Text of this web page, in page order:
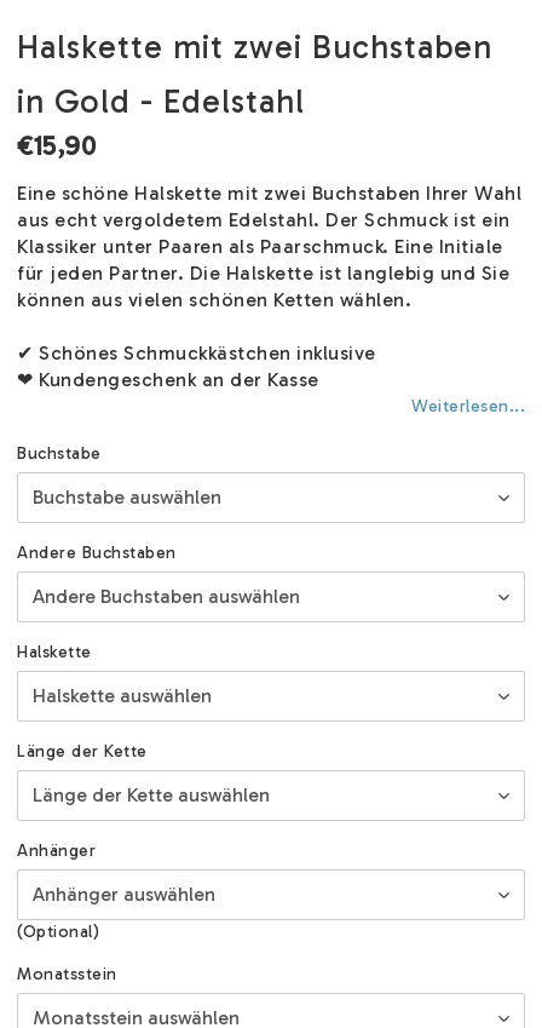
Halskette mit zwei Buchstaben
in Gold - Edelstahl
€15,90
Eine schöne Halskette mit zwei Buchstaben Ihrer Wahl
aus echt vergoldetem Edelstahl. Der Schmuck ist ein
Klassiker unter Paaren als Paarschmuck. Eine Initiale
für jeden Partner. Die Halskette ist langlebig und Sie
können aus vielen schönen Ketten wählen.
✔ Schönes Schmuckkästchen inklusive
❤ Kundengeschenk an der Kasse
Weiterlesen...
Buchstabe
Andere Buchstaben
Halskette
Länge der Kette
Anhänger
(Optional)
Monatsstein